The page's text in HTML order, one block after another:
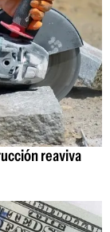
reaviva